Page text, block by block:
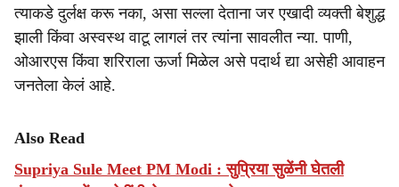
त्याकडे दुर्लक्ष करू नका, असा सल्ला देताना जर एखादी व्यक्ती बेशुद्ध
झाली किंवा अस्वस्थ वाटू लागलं तर त्यांना सावलीत न्या. पाणी,
ओआरएस किंवा शरिराला ऊर्जा मिळेल असे पदार्थ द्या असेही आवाहन
जनतेला केलं आहे.
Also Read
Supriya Sule Meet PM Modi : सुप्रिया सुळेंनी घेतली